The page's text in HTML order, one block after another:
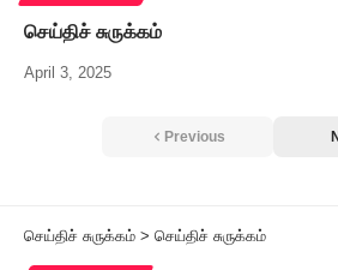
செய்திச் சுருக்கம்
April 3, 2025
Previous
செய்திச் சுருக்கம் > செய்திச் சுருக்கம்